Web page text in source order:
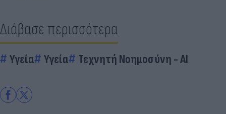
Διάβασε περισσότερα
Υγεία Υγεία Τεχνητή Νοημοσύνη - AI